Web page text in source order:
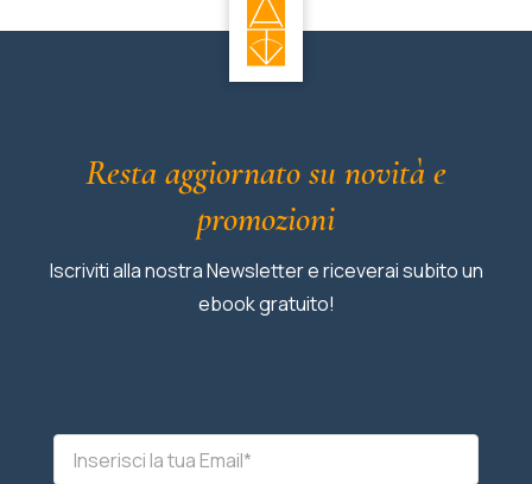
Resta aggiornato su novità e
promozioni
Iscriviti alla nostra Newsletter e riceverai subito un
ebook gratuito!